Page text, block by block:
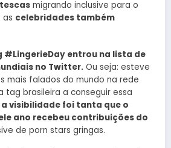
migrando inclusive para o
as celebridades também
#LingerieDay entrou na lista de
no Twitter. Ou seja: esteve
mais falados do mundo na rede
tag brasileira a conseguir essa
a visibilidade foi tanta que o
ano recebeu contribuições do
de porn stars gringas.